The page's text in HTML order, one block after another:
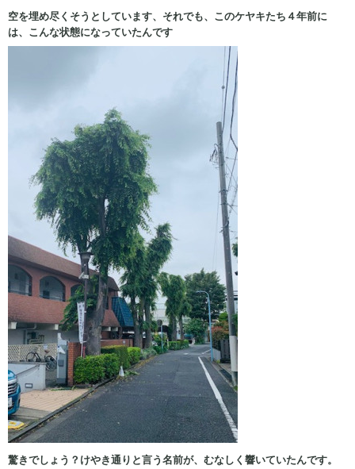
空を埋め尽くそうとしています、それでも、このケヤキたち４年前に
は、こんな状態になっていたんです
驚きでしょう？けやき通りと言う名前が、むなしく響いていたんです。